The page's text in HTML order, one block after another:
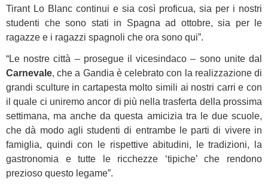
Tirant Lo Blanc continui e sia così proficua, sia per i nostri
studenti che sono stati in Spagna ad ottobre, sia per le
ragazze e i ragazzi spagnoli che ora sono qui”.
“Le nostre città – prosegue il vicesindaco – sono unite dal
Carnevale, che a Gandia è celebrato con la realizzazione di
grandi sculture in cartapesta molto simili ai nostri carri e con
il quale ci uniremo ancor di più nella trasferta della prossima
settimana, ma anche da questa amicizia tra le due scuole,
che dà modo agli studenti di entrambe le parti di vivere in
famiglia, quindi con le rispettive abitudini, le tradizioni, la
gastronomia e tutte le ricchezze ‘tipiche’ che rendono
prezioso questo legame”.